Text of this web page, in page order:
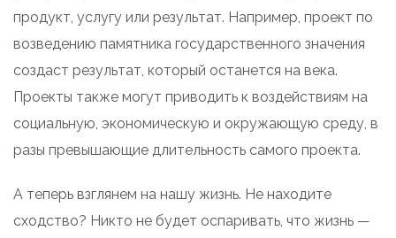
продукт, услугу или результат. Например, проект по
возведению памятника государственного значения
создаст результат, который останется на века.
Проекты также могут приводить к воздействиям на
социальную, экономическую и окружающую среду, в
разы превышающие длительность самого проекта.
А теперь взглянем на нашу жизнь. Не находите
сходство? Никто не будет оспаривать, что жизнь —